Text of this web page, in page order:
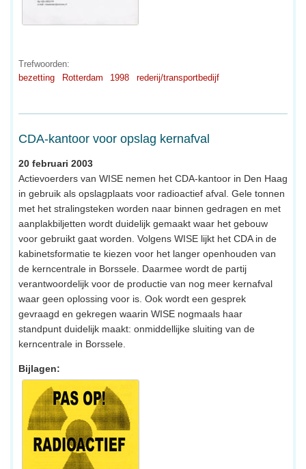
Trefwoorden:
bezetting
Rotterdam 1998 rederij/transportbedijf
CDA-kantoor voor opslag kernafval
20 februari 2003
Actievoerders van WISE nemen het CDA-kantoor in Den Haag
in gebruik als opslagplaats voor radioactief afval. Gele tonnen
met het stralingsteken worden naar binnen gedragen en met
aanplakbiljetten wordt duidelijk gemaakt waar het gebouw
voor gebruikt gaat worden. Volgens WISE lijkt het CDA in de
kabinetsformatie te kiezen voor het langer openhouden van
de kerncentrale in Borssele. Daarmee wordt de partij
verantwoordelijk voor de productie van nog meer kernafval
waar geen oplossing voor is. Ook wordt een gesprek
gevraagd en gekregen waarin WISE nogmaals haar
standpunt duidelijk maakt: onmiddellijke sluiting van de
kerncentrale in Borssele.
Bijlagen: